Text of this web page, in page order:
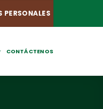
CONTÁCTENOS